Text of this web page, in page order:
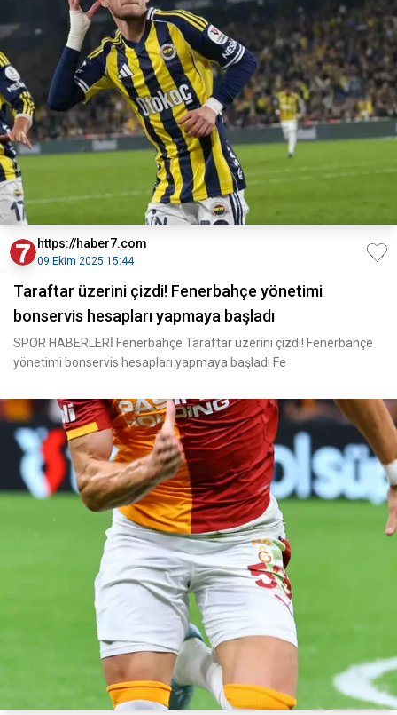
https://haber7.com
09 Ekim 2025 15:44
Taraftar üzerini çizdi! Fenerbahçe yönetimi
bonservis hesapları yapmaya başladı
SPOR HABERLERİ Fenerbahçe Taraftar üzerini çizdi! Fenerbahçe
yönetimi bonservis hesapları yapmaya başladı Fe